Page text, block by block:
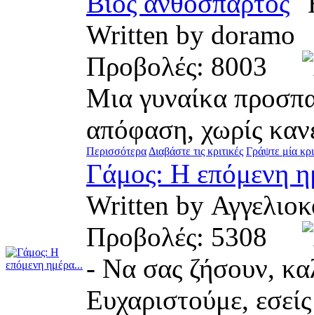
Written by
Προβολές: 8003
Μια γυναίκα
απόφαση, χωρίς
ΠερισσότεραΔιαβάστε τις κριτικές Γράψτε μία
Γάμος: Η επόμενη
Written by
Προβολές: 5308
- Να σας ζήσουν,
Ευχαριστούμε,